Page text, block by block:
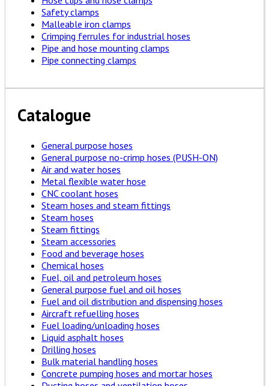
Safety clamps
Malleable iron clamps
Crimping ferrules for industrial hoses
Pipe and hose mounting clamps
Pipe connecting clamps
Catalogue
General purpose hoses
General purpose no-crimp hoses (PUSH-ON)
Air and water hoses
Metal flexible water hose
CNC coolant hoses
Steam hoses and steam fittings
Steam hoses
Steam fittings
Steam accessories
Food and beverage hoses
Chemical hoses
Fuel, oil and petroleum hoses
General purpose fuel and oil hoses
Fuel and oil distribution and dispensing hoses
Aircraft refuelling hoses
Fuel loading/unloading hoses
Liquid asphalt hoses
Drilling hoses
Bulk material handling hoses
Concrete pumping hoses and mortar hoses